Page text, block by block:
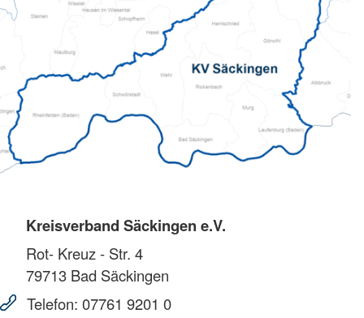
Kreisverband Säckingen e.V.
Rot- Kreuz - Str. 4
79713 Bad Säckingen
Telefon: 07761 9201 0